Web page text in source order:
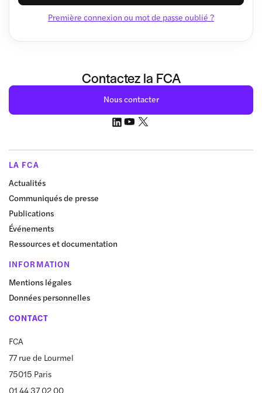
Première connexion ou mot de passe oublié ?
Contactez la FCA
Nous contacter
LA FCA
Actualités
Communiqués de presse
Publications
Événements
Ressources et documentation
INFORMATION
Mentions légales
Données personnelles
CONTACT
FCA
77 rue de Lourmel
75015 Paris
01 44 37 02 00